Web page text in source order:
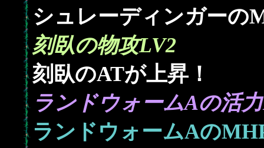
シュレーディンガーの
刻臥の物攻LV2
刻臥のATが上昇！
ランドウォームAの活
ランドウォームAの